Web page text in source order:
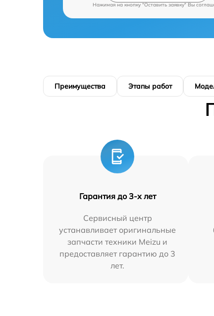
Нажимая на кнопку "Оставить заявку" Вы
Преимущества Этапы работ
Гарантия до 3-х лет
Сервисный центр
устанавливает оригинальные
запчасти техники Meizu и
предоставляет гарантию до 3
лет.